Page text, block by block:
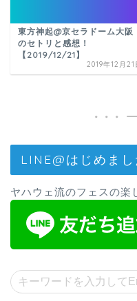
東方神起@京セラドーム大阪
のセトリと感想！
【2019/12/21】
2019年12月21
LINE@はじめまし
ヤハウェ流のフェスの楽